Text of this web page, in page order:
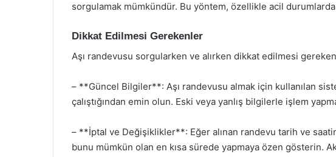
sorgulamak mümkündür. Bu yöntem, özellikle acil
Dikkat Edilmesi Gerekenler
Aşı randevusu sorgularken ve alırken dikkat edilmesi
– **Güncel Bilgiler**: Aşı randevusu almak için kullanılan
çalıştığından emin olun. Eski veya yanlış bilgilerle işlem
– **İptal ve Değişiklikler**: Eğer alınan randevu tarih ve
bunu mümkün olan en kısa sürede yapmaya özen gösterin.